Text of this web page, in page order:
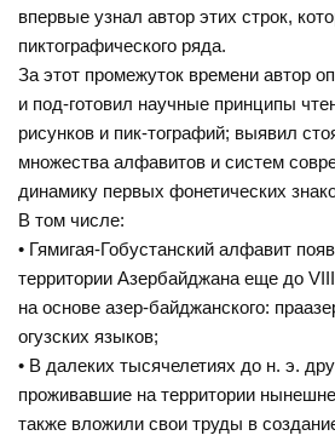
впервые узнал автор этих строк,
пиктографического ряда.
За этот промежуток времени автор
и под-готовил научные принципы
рисунков и пик-тографий; выявил
множества алфавитов и систем
динамику первых фонетических
В том числе:
• Гямигая-Гобустанский алфавит
территории Азербайджана еще до
на основе азер-байджанского:
огузских языков;
• В далеких тысячелетиях до н. э.
проживавшие на территории
также вложили свои труды в